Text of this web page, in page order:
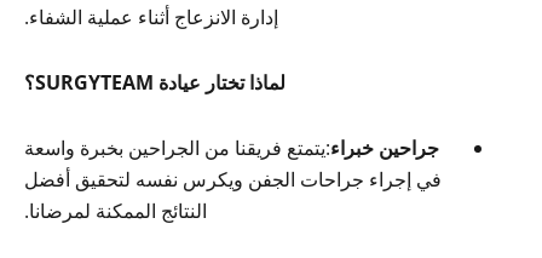
إدارة الانزعاج أثناء عملية الشفاء.
لماذا تختار عيادة SURGYTEAM؟
جراحين خبراء:يتمتع فريقنا من الجراحين بخبرة واسعة
في إجراء جراحات الجفن ويكرس نفسه لتحقيق أفضل
النتائج الممكنة لمرضانا.